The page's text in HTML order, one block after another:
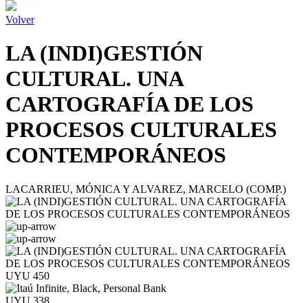
Volver
LA (INDI)GESTIÓN
CULTURAL. UNA
CARTOGRAFÍA DE LOS
PROCESOS CULTURALES
CONTEMPORÁNEOS
LACARRIEU, MÓNICA Y ALVAREZ, MARCELO (COMP.)
UYU 450
UYU 338